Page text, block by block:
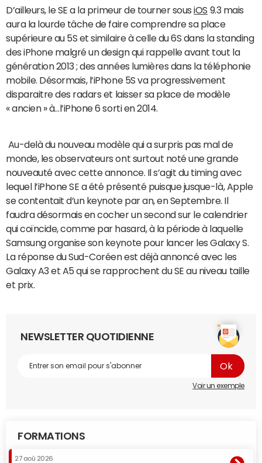
D’ailleurs, le SE a la primeur de tourner sousiOS 9.3 mais
aura la lourde tâche de faire comprendre sa place
supérieure au 5S et similaire à celle du 6S dans la standing
des iPhone malgré un design qui rappelle avant tout la
génération 2013 ; des années lumières dans la téléphonie
mobile. Désormais, l’iPhone 5S va progressivement
disparaitre des radars et laisser sa place de modèle
« ancien » à…l’iPhone 6 sorti en 2014.
Au-delà du nouveau modèle qui a surpris pas mal de
monde, les observateurs ont surtout noté une grande
nouveauté avec cette annonce. Il s’agit du timing avec
lequel l’iPhone SE a été présenté puisque jusque-là, Apple
se contentait d’un keynote par an, en Septembre. Il
faudra désormais en cocher un second sur le calendrier
qui coïncide, comme par hasard, à la période à laquelle
Samsung organise son keynote pour lancer les Galaxy S.
La réponse du Sud-Coréen est déjà annoncé avec les
Galaxy A3 et A5 qui se rapprochent du SE au niveau taille
et prix.
NEWSLETTER QUOTIDIENNE
Voir un exemple
FORMATIONS
27 aoû 2026